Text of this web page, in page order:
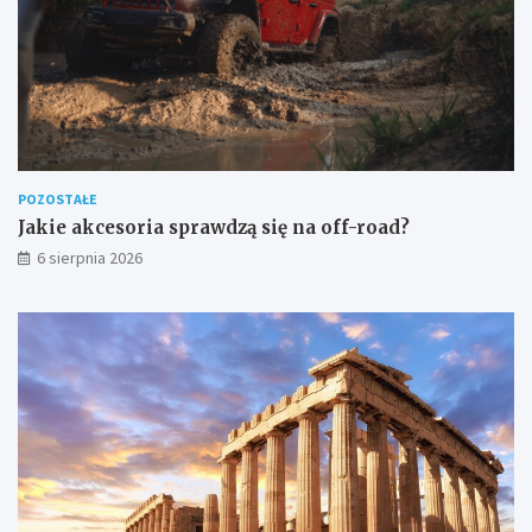
POZOSTAŁE
Jakie akcesoria sprawdzą się na off-road?
6 sierpnia 2026